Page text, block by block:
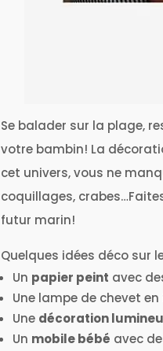
Se balader sur la plage,
votre bambin! La
cet univers, vous ne
coquillages,
futur marin!
Quelques idées déco sur
Un papier peint avec
Une lampe de chevet
Une décoration
Un mobile bébé avec